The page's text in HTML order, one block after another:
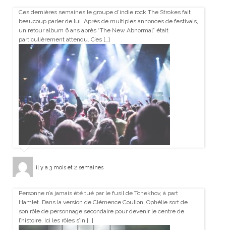
Ces dernières semaines le groupe d’indie rock The Strokes fait
beaucoup parler de lui. Après de multiples annonces de festivals,
un retour album 6 ans après “The New Abnormal” était
particulièrement attendu. C’es […]
il y a 3 mois et 2 semaines
Personne n’a jamais été tué par le fusil de Tchekhov, à part
Hamlet. Dans la version de Clémence Coullon, Ophélie sort de
son rôle de personnage secondaire pour devenir le centre de
l’histoire. Ici les rôles s’in […]